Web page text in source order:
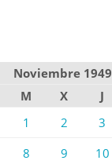
Noviembre 1949
M X J
1
2 3
8 9 10